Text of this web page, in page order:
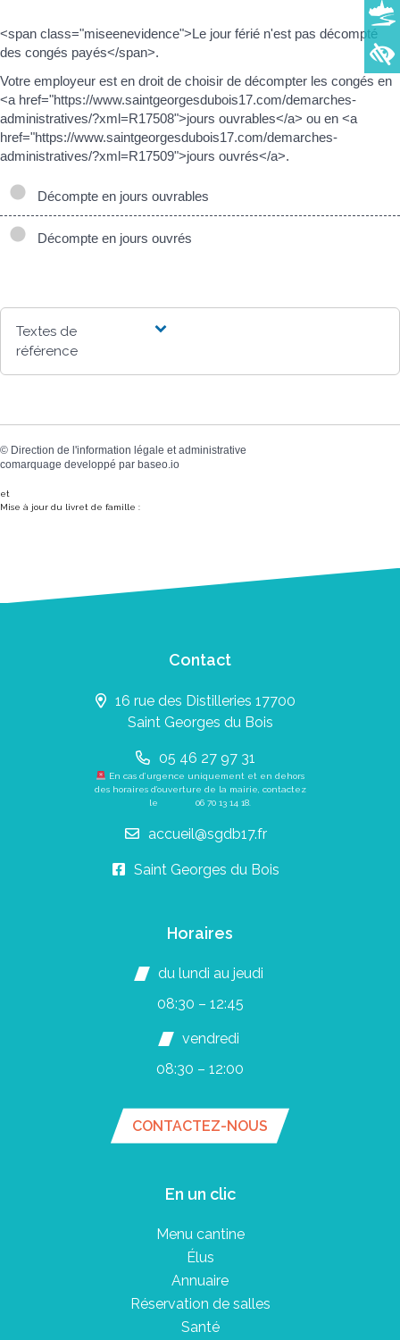
<span class="miseenevidence">Le jour férié n'est pas décompté
des congés payés</span>.
Votre employeur est en droit de choisir de décompter les congés en
<a href="https://www.saintgeorgesdubois17.com/demarches-
administratives/?xml=R17508">jours ouvrables</a> ou en <a
href="https://www.saintgeorgesdubois17.com/demarches-
administratives/?xml=R17509">jours ouvrés</a>.
Décompte en jours ouvrables
Décompte en jours ouvrés
Textes de
référence
© Direction de l'information légale et administrative
comarquage developpé par baseo.io
et
Mise à jour du livret de famille :
Contact
16 rue des Distilleries 17700
Saint Georges du Bois
05 46 27 97 31
En cas d’urgence uniquement et en dehors
des horaires d’ouverture de la mairie, contactez
le 06 70 13 14 18.
accueil@sgdb17.fr
Saint Georges du Bois
Horaires
du lundi au jeudi
08:30 – 12:45
vendredi
08:30 – 12:00
CONTACTEZ-NOUS
En un clic
Menu cantine
Élus
Annuaire
Réservation de salles
Santé